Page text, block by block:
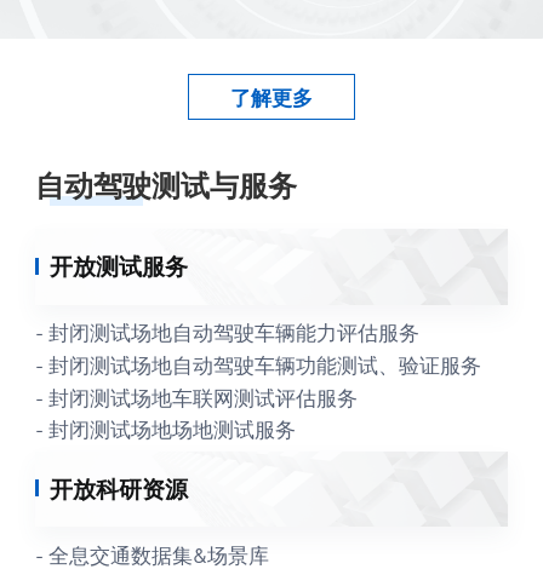
了解更多
自动驾驶测试与服务
开放测试服务
- 封闭测试场地自动驾驶车辆能力评估服务
- 封闭测试场地自动驾驶车辆功能测试、验证服务
- 封闭测试场地车联网测试评估服务
- 封闭测试场地场地测试服务
开放科研资源
- 全息交通数据集&场景库